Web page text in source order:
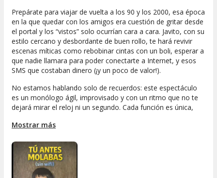
Prepárate para viajar de vuelta a los 90 y los 2000, esa época
en la que quedar con los amigos era cuestión de gritar desde
el portal y los “vistos” solo ocurrían cara a cara. Javito, con su
estilo cercano y desbordante de buen rollo, te hará revivir
escenas míticas como rebobinar cintas con un boli, esperar a
que nadie llamara para poder conectarte a Internet, y esos
SMS que costaban dinero (¡y un poco de valor!).
No estamos hablando solo de recuerdos: este espectáculo
es un monólogo ágil, improvisado y con un ritmo que no te
dejará mirar el reloj ni un segundo. Cada función es única,
convertir cada noche en un show irrepetible. Además, si eres
ahora tienes la oportunidad de disfrutarlo en directo, sin
pantallas de por medio y con la energía que solo se vive en el
teatro.
Mostrar más